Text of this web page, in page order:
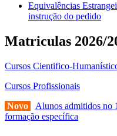
Equivalências
instrução do pedido
Matriculas 2026/
Cursos Cientifico-
Cursos Profissionais
Novo
Alunos admitidos no
formação específica